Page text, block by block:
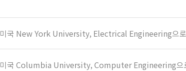
미국 New York University, Electrical Engineering으로
미국 Columbia University, Computer Engineering으